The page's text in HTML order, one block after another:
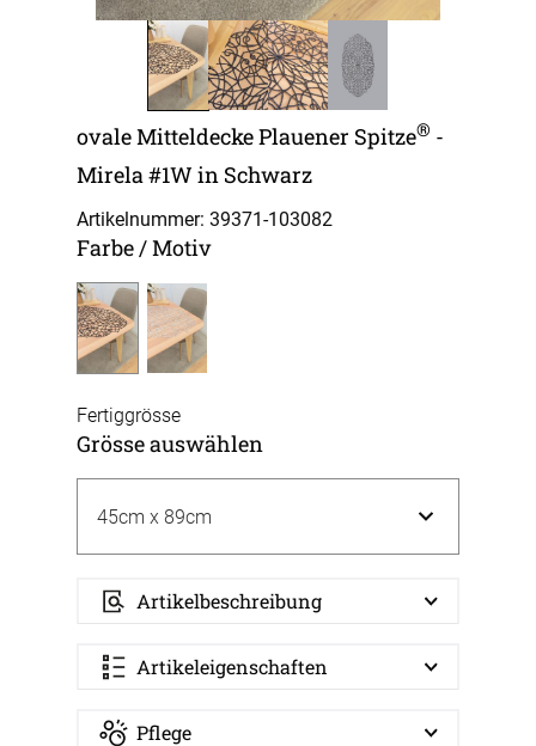
ovale Mitteldecke Plauener Spitze® -
Mirela #1W in Schwarz
Artikelnummer: 39371-103082
Farbe / Motiv
Fertiggrösse
Grösse auswählen
Artikelbeschreibung
Artikeleigenschaften
Pflege